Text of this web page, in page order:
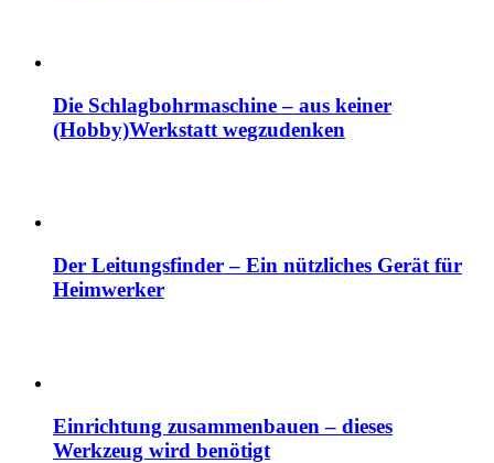
Die Schlagbohrmaschine – aus keiner
(Hobby)Werkstatt wegzudenken
Der Leitungsfinder – Ein nützliches Gerät für
Heimwerker
Einrichtung zusammenbauen – dieses
Werkzeug wird benötigt